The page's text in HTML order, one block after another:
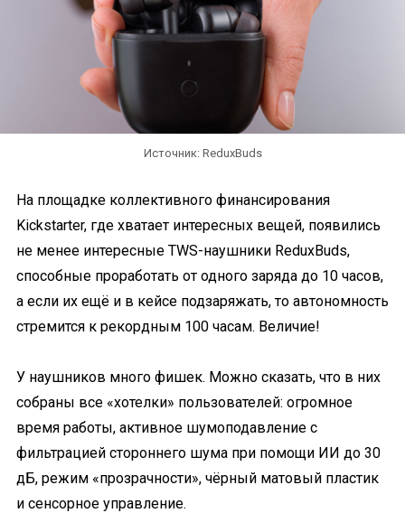
Источник: ReduxBuds
На площадке коллективного финансирования
Kickstarter, где хватает интересных вещей, появились
не менее интересные TWS-наушники ReduxBuds,
способные проработать от одного заряда до 10 часов,
а если их ещё и в кейсе подзаряжать, то автономность
стремится к рекордным 100 часам. Величие!
У наушников много фишек. Можно сказать, что в них
собраны все «хотелки» пользователей: огромное
время работы, активное шумоподавление с
фильтрацией стороннего шума при помощи ИИ до 30
дБ, режим «прозрачности», чёрный матовый пластик
и сенсорное управление.